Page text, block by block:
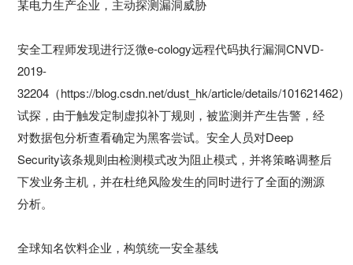
某电力生产企业，主动探测漏洞威胁
安全工程师发现进行泛微e-cology远程代码执行漏洞CNVD-
2019-
32204（https://blog.csdn.net/dust_hk/article/details/101621462）
试探，由于触发定制虚拟补丁规则，被监测并产生告警，经
对数据包分析查看确定为黑客尝试。安全人员对Deep
Security该条规则由检测模式改为阻止模式，并将策略调整后
下发业务主机，并在杜绝风险发生的同时进行了全面的溯源
分析。
全球知名饮料企业，构筑统一安全基线